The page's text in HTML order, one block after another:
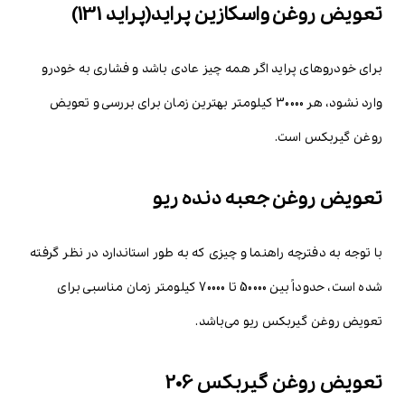
تعویض روغن واسکازین پراید(پراید 131)
برای خودروهای پراید اگر همه چیز عادی باشد و فشاری به خودرو
وارد نشود، هر 30000 کیلومتر بهترین زمان برای بررسی و تعویض
روغن گیربکس است.
تعویض روغن جعبه دنده ریو
با توجه به دفترچه راهنما و چیزی که به طور استاندارد در نظر گرفته
شده است، حدوداً بین 50000 تا 70000 کیلومتر زمان مناسبی برای
تعویض روغن گیربکس ریو می‌باشد.
تعویض روغن گیربکس 206